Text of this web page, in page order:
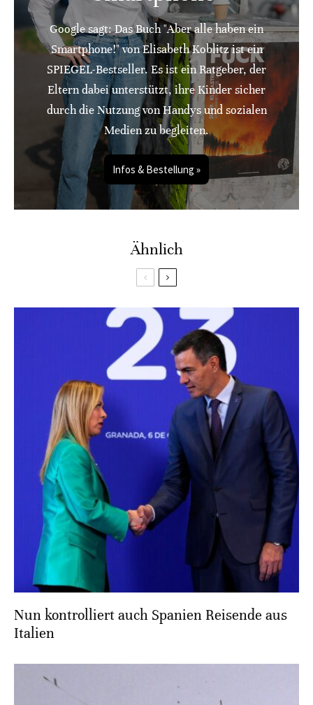
Google sagt: Das Buch "Aber alle haben ein
Smartphone!" von Elisabeth Koblitz ist ein
SPIEGEL-Bestseller. Es ist ein Ratgeber, der
Eltern dabei unterstützt, ihre Kinder sicher
durch die Nutzung von Handys und sozialen
Medien zu begleiten.
Infos & Bestellung »
Ähnlich
Nun kontrolliert auch Spanien Reisende aus
Italien